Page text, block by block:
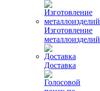
Изготовление
металлоизделий
Доставка